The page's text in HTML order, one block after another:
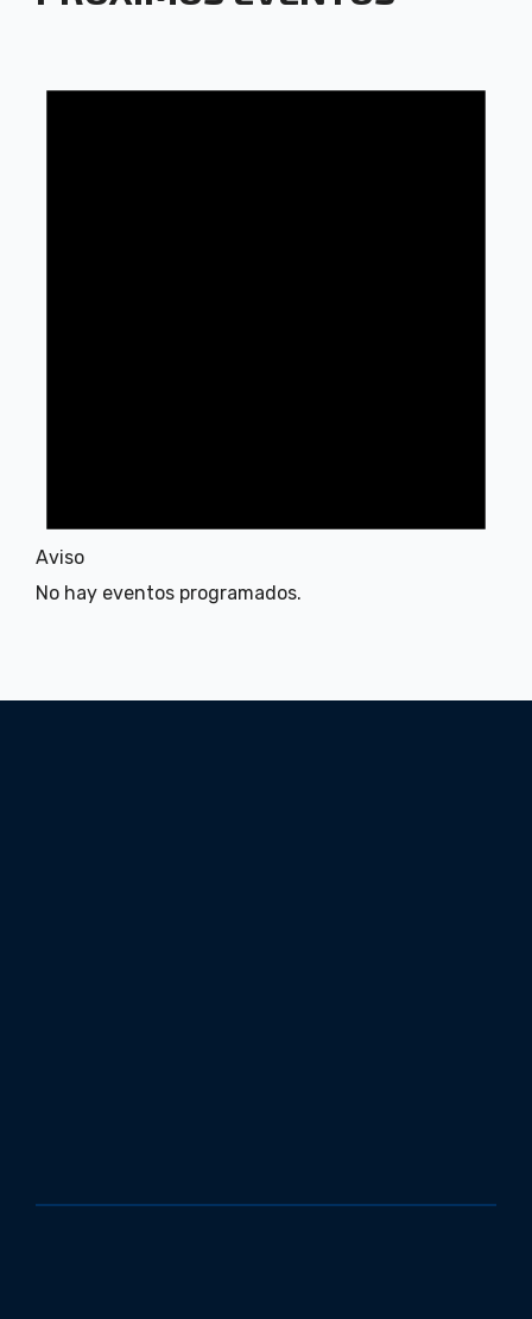
Aviso
No hay eventos programados.